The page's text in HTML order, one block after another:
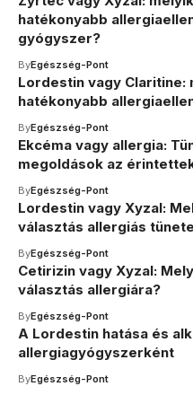
hatékonyabb
gyógyszer?
ByEgészség-Pont
Lordestin vagy Claritine:
hatékonyabb
ByEgészség-Pont
Ekcéma vagy allergia:
megoldások az
ByEgészség-Pont
Lordestin vagy Xyzal:
választás allergiás
ByEgészség-Pont
Cetirizin vagy Xyzal:
választás allergiára?
ByEgészség-Pont
A Lordestin hatása és
allergiagyógyszerként
ByEgészség-Pont